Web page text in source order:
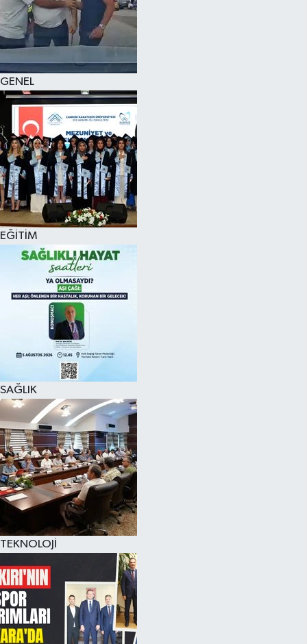
GENEL
EĞİTİM
SAĞLIK
TEKNOLOJİ
KÜLTÜR SANAT
SAĞLIK
SİYASET
SPOR
TEKNOLOJİ
VİZYONDAKİLER
YAŞAM